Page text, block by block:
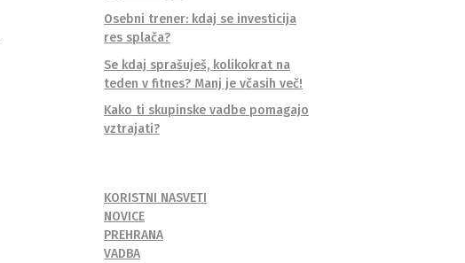
Osebni trener: kdaj se investicija
res splača?
Se kdaj sprašuješ, kolikokrat na
teden v fitnes? Manj je včasih več!
Kako ti skupinske vadbe pomagajo
vztrajati?
KORISTNI NASVETI
NOVICE
PREHRANA
VADBA